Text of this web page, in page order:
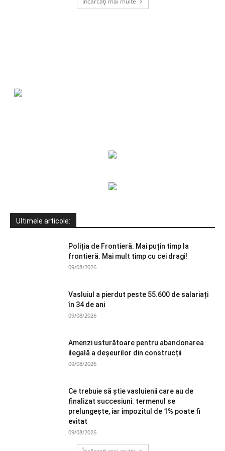
Ultimele articole:
Poliția de Frontieră: Mai puțin timp la
frontieră. Mai mult timp cu cei dragi!
09/08/2026
Vasluiul a pierdut peste 55.600 de salariați
în 34 de ani
09/08/2026
Amenzi usturătoare pentru abandonarea
ilegală a deșeurilor din construcții
09/08/2026
Ce trebuie să știe vasluienii care au de
finalizat succesiuni: termenul se
prelungește, iar impozitul de 1% poate fi
evitat
09/08/2026